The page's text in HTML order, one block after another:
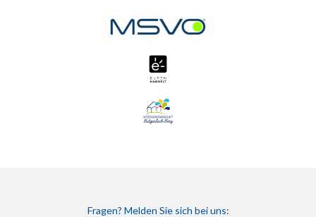
Fragen? Melden Sie sich bei uns: